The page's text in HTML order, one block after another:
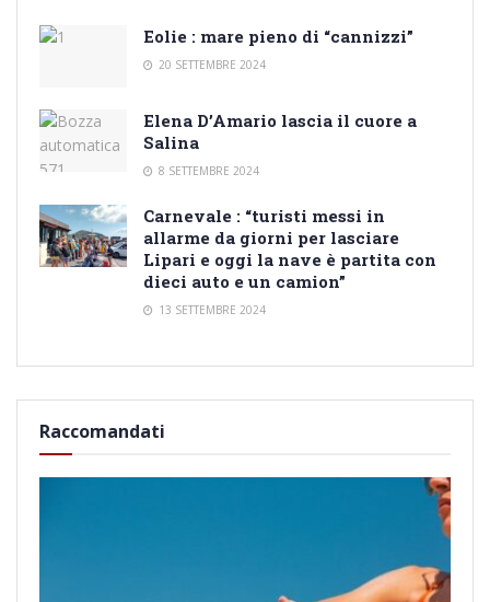
Eolie : mare pieno di “cannizzi”
20 SETTEMBRE 2024
Elena D’Amario lascia il cuore a
Salina
8 SETTEMBRE 2024
Carnevale : “turisti messi in
allarme da giorni per lasciare
Lipari e oggi la nave è partita con
dieci auto e un camion”
13 SETTEMBRE 2024
Raccomandati